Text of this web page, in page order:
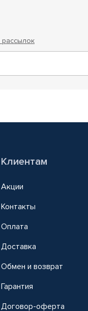
Клиентам
Акции
Контакты
Оплата
Доставка
Обмен и возврат
Гарантия
Договор-оферта